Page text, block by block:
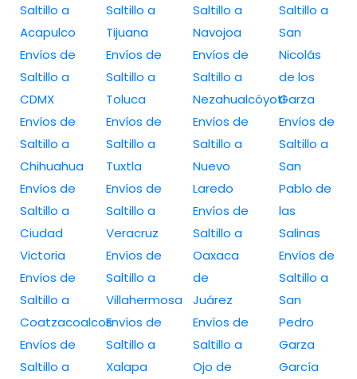
Saltillo a
Acapulco
Envíos de
Saltillo a
CDMX
Envíos de
Saltillo a
Chihuahua
Envíos de
Saltillo a
Ciudad
Victoria
Envíos de
Saltillo a
Coatzacoalcos
Envíos de
Saltillo a
Saltillo a
Tijuana
Envíos de
Saltillo a
Toluca
Envíos de
Saltillo a
Tuxtla
Envíos de
Saltillo a
Veracruz
Envíos de
Saltillo a
Villahermosa
Envíos de
Saltillo a
Xalapa
Saltillo a
Navojoa
Envíos de
Saltillo a
Nezahualcóyotl
Envíos de
Saltillo a
Nuevo
Laredo
Envíos de
Saltillo a
Oaxaca
de
Juárez
Envíos de
Saltillo a
Ojo de
Saltillo a
San
Nicolás
de los
Garza
Envíos de
Saltillo a
San
Pablo de
las
Salinas
Envíos de
Saltillo a
San
Pedro
Garza
García